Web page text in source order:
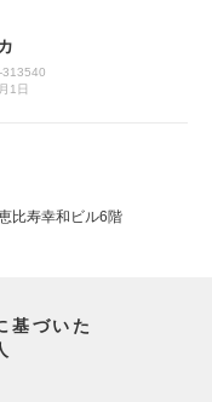
1日
比寿幸和ビル6階
基づいた